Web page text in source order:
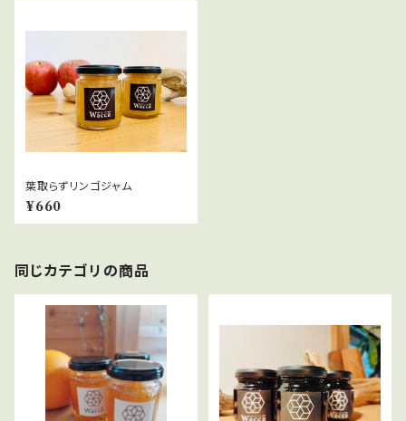
葉取らずリンゴジャム
¥660
同じカテゴリの商品